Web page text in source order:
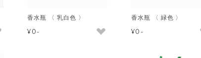
香水瓶 〈 乳白色 〉
¥0-
香水瓶 〈 緑色 〉
¥0-